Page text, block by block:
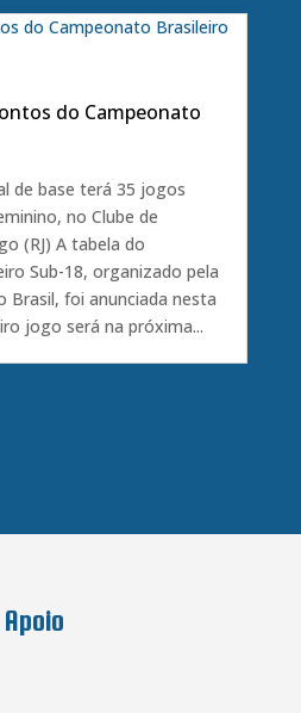
do Campeonato
de base terá 35 jogos
no Clube de
(RJ) A tabela do
Sub-18, organizado pela
Brasil, foi anunciada nesta
jogo será na próxima...
Apoio